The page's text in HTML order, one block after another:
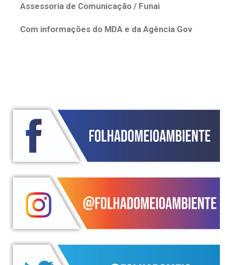
Assessoria de Comunicação / Funai
Com informações do MDA e da Agência Gov